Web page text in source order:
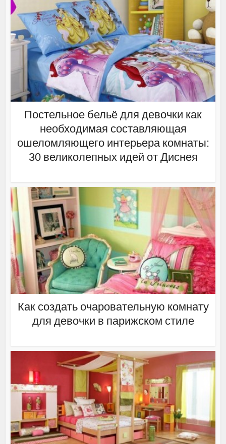
Постельное бельё для девочки как
необходимая составляющая
ошеломляющего интерьера комнаты:
30 великолепных идей от Диснея
Как создать очаровательную комнату
для девочки в парижском стиле